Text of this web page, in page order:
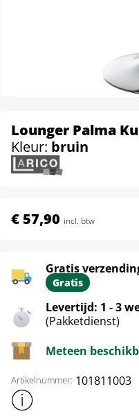
Lounger Palma
Kleur: bruin
€ 57,90 incl. btw
Gratis
Gratis
Levertijd: 1 - 3
(Pakketdienst)
Meteen
Artikelnummer: 101811003
Toon meer